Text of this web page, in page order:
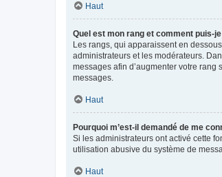
Haut
Quel est mon rang et comment puis-
Les rangs, qui apparaissent en
administrateurs et les modérateurs.
messages afin d’augmenter votre
messages.
Haut
Pourquoi m’est-il demandé de me
Si les administrateurs ont activé cette
utilisation abusive du système de
Haut